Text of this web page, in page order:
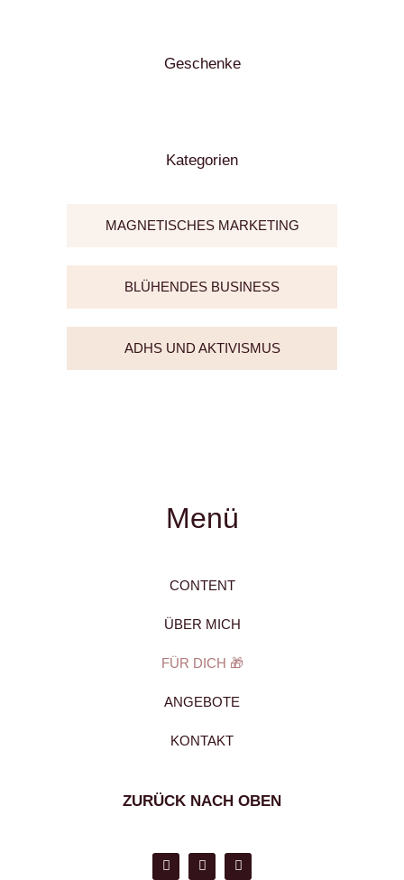
Geschenke
Kategorien
MAGNETISCHES MARKETING
BLÜHENDES BUSINESS
ADHS UND AKTIVISMUS
Menü
CONTENT
ÜBER MICH
FÜR DICH 🎁
ANGEBOTE
KONTAKT
ZURÜCK NACH OBEN